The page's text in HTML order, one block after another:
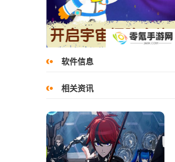
软件信息
相关资讯